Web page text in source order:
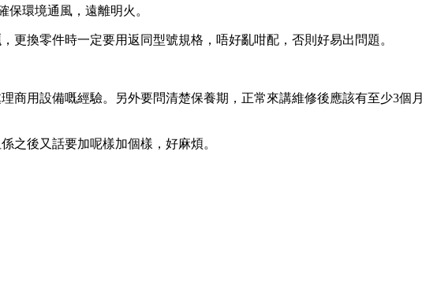
保環境通風，遠離明火。
，更換零件時一定要用返同型號規格，唔好亂咁配，否則好易出問題。
用設備嘅經驗。另外要問清楚保養期，正常來講維修後應該有至少3個月
之後又話要加呢樣加個樣，好麻煩。